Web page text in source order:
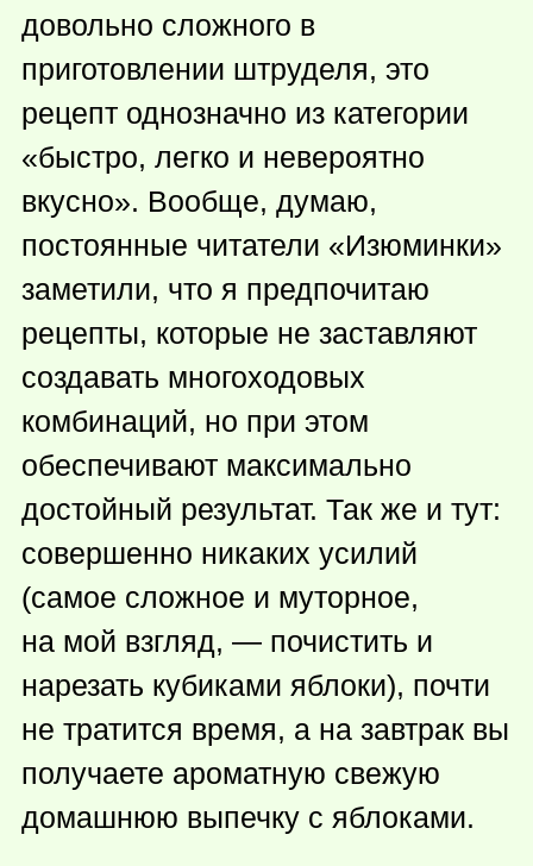
довольно сложного в
приготовлении штруделя, это
рецепт однозначно из категории
«быстро, легко и невероятно
вкусно». Вообще, думаю,
постоянные читатели «Изюминки»
заметили, что я предпочитаю
рецепты, которые не заставляют
создавать многоходовых
комбинаций, но при этом
обеспечивают максимально
достойный результат. Так же и тут:
совершенно никаких усилий
(самое сложное и муторное,
на мой взгляд, — почистить и
нарезать кубиками яблоки), почти
не тратится время, а на завтрак вы
получаете ароматную свежую
домашнюю выпечку с яблоками.